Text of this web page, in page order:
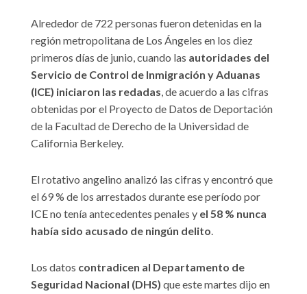
Alrededor de 722 personas fueron detenidas en la
región metropolitana de Los Ángeles en los diez
primeros días de junio, cuando las autoridades del
Servicio de Control de Inmigración y Aduanas
(ICE) iniciaron las redadas, de acuerdo a las cifras
obtenidas por el Proyecto de Datos de Deportación
de la Facultad de Derecho de la Universidad de
California Berkeley.
El rotativo angelino analizó las cifras y encontró que
el 69 % de los arrestados durante ese período por
ICE no tenía antecedentes penales y el 58 % nunca
había sido acusado de ningún delito.
Los datos contradicen al Departamento de
Seguridad Nacional (DHS) que este martes dijo en